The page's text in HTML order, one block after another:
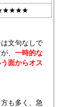
文句なしで
、 一時的な
面からオス
も多く、急